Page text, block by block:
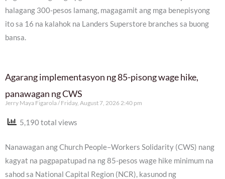
halagang 300-pesos lamang, magagamit ang mga benepisyong
ito sa 16 na kalahok na Landers Superstore branches sa buong
bansa.
Agarang implementasyon ng 85-pisong wage hike,
panawagan ng CWS
Jerry Maya Figarola Friday, August 7, 2026 2:40 pm
5,190 total views
Nanawagan ang Church People–Workers Solidarity (CWS) nang
kagyat na pagpapatupad na ng 85-pesos wage hike minimum na
sahod sa National Capital Region (NCR), kasunod ng